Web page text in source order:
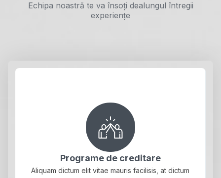
Echipa noastră te va însoți dealungul întregii
experiențe
Programe de creditare
Aliquam dictum elit vitae mauris facilisis, at dictum